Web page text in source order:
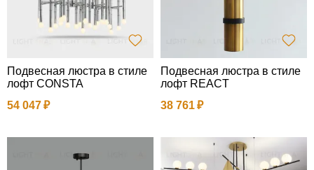
Подвесная люстра в стиле
лофт CONSTA
54 047
Подвесная люстра в стиле
лофт REACT
38 761